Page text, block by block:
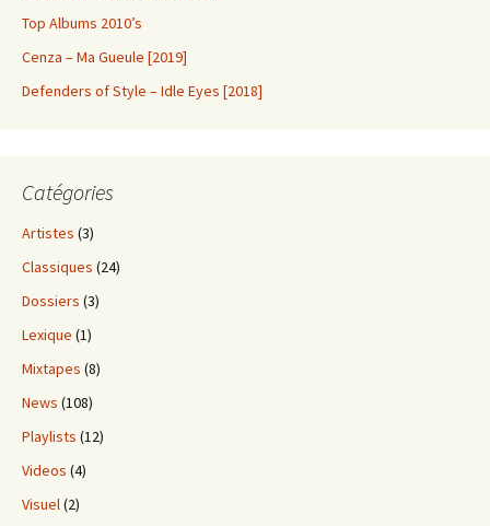
Top Albums 2010’s
Cenza – Ma Gueule [2019]
Defenders of Style – Idle Eyes [2018]
Catégories
Artistes (3)
Classiques (24)
Dossiers (3)
Lexique (1)
Mixtapes (8)
News (108)
Playlists (12)
Videos (4)
Visuel(2)